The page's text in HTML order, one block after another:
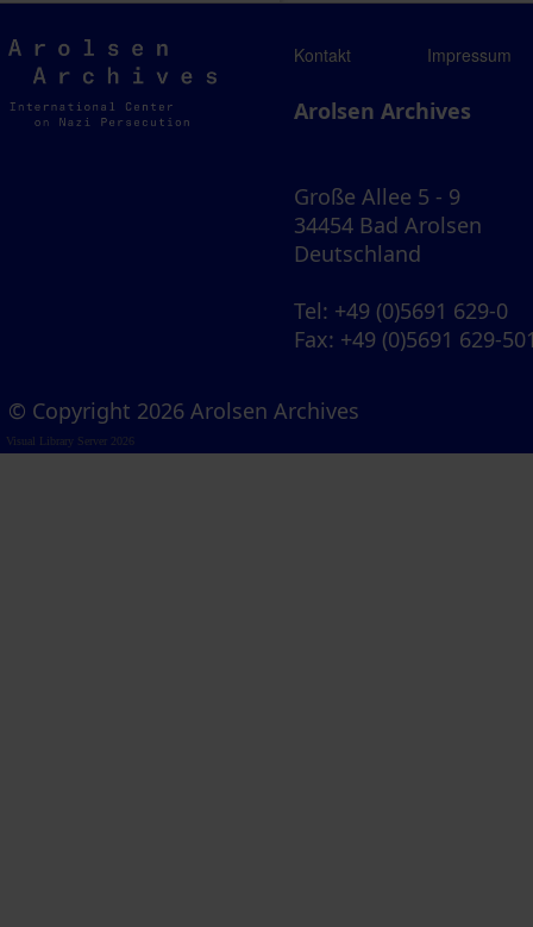
Arolsen
Archives
Kontakt Impressum
Arolsen Archives
Große Allee 5 - 9
34454 Bad Arolsen
Deutschland
Tel: +49 (0)5691 629-0
Fax: +49 (0)5691 629-
© Copyright 2026 Arolsen Archives
Visual Library Server 2026